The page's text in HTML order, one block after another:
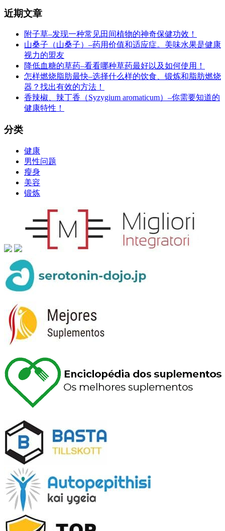
近期文章
附子草–发现一种常见田间植物的神奇保健功效！
山桑子（山桑子）–药用价值和适应症。美味水果是健康
视力的盟友
降低血糖的草药–看看哪种草药最好以及如何使用！
怎样燃烧脂肪最快–选择什么样的饮食、锻炼和脂肪燃烧
器？找出有效的方法！
香辣椒、辣丁香（Syzygium aromaticum）–你需要知道的
健康特性！
分类
健康
男性问题
瘦身
美容
锻炼